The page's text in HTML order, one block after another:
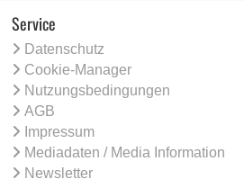
Service
Datenschutz
Cookie-Manager
Nutzungsbedingungen
AGB
Impressum
Mediadaten / Media Information
Newsletter